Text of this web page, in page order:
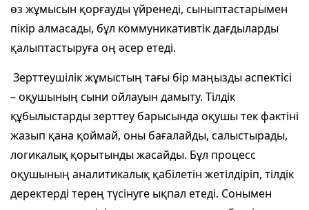
өз жұмысын қорғауды үйренеді, сыныптастарымен
пікір алмасады, бұл коммуникативтік дағдыларды
қалыптастыруға оң әсер етеді.
Зерттеушілік жұмыстың тағы бір маңызды аспектісі
– оқушының сыни ойлауын дамыту. Тілдік
құбылыстарды зерттеу барысында оқушы тек фактіні
жазып қана қоймай, оны бағалайды, салыстырады,
логикалық қорытынды жасайды. Бұл процесс
оқушының аналитикалық қабілетін жетілдіріп, тілдік
деректерді терең түсінуге ықпал етеді. Сонымен